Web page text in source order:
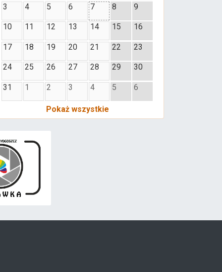
3 4 5 6 7 8 9
10 11 12 13 14 15 16
17 18 19 20 21 22 23
24 25 26 27 28 29 30
31 1 2 3 4 5 6
Pokaż wszystkie